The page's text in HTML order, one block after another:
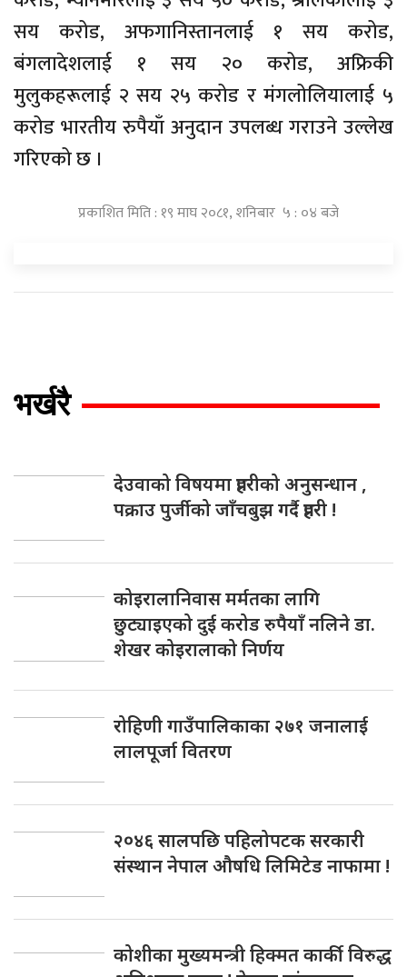
सय करोड, अफगानिस्तानलाई १ सय करोड,
बंगलादेशलाई १ सय २० करोड, अफ्रिकी
मुलुकहरूलाई २ सय २५ करोड र मंगलोलियालाई ५
करोड भारतीय रुपैयाँ अनुदान उपलब्ध गराउने उल्लेख
गरिएको छ ।
प्रकाशित मिति : १९ माघ २०८१, शनिबार ५ : ०४ बजे
भर्खरै
देउवाको विषयमा प्रहरीको अनुसन्धान ,
पक्राउ पुर्जीको जाँचबुझ गर्दै प्रहरी !
कोइरालानिवास मर्मतका लागि
छुट्याइएको दुई करोड रुपैयाँ नलिने डा.
शेखर कोइरालाको निर्णय
रोहिणी गाउँपालिकाका २७१ जनालाई
लालपूर्जा वितरण
२०४६ सालपछि पहिलोपटक सरकारी
संस्थान नेपाल औषधि लिमिटेड नाफामा !
कोशीका मुख्यमन्त्री हिक्मत कार्की विरुद्ध